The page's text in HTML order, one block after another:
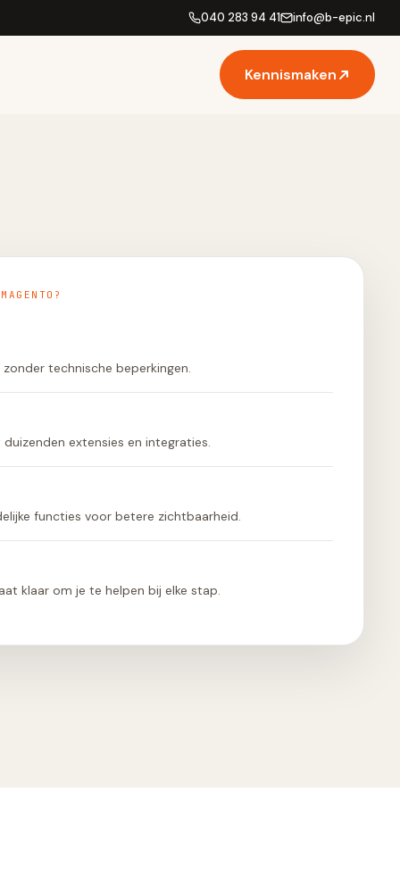
040 283 94 41 info@b-epic.nl
Kennismaken
technische beperkingen.
extensies en integraties.
functies voor betere zichtbaarheid.
klaar om je te helpen bij elke stap.